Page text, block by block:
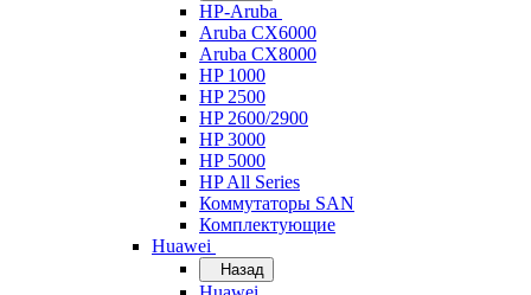
HP-Aruba
Aruba CX6000
Aruba CX8000
HP 1000
HP 2500
HP 2600/2900
HP 3000
HP 5000
HP All Series
Коммутаторы SAN
Комплектующие
Huawei
Назад